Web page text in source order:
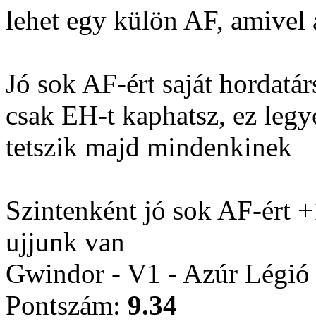
lehet egy külön AF, amivel
Jó sok AF-ért saját
csak EH-t kaphatsz, ez
tetszik majd mindenkinek
Szintenként jó sok AF-ért
ujjunk van
Gwindor - V1 - Azúr Légió
Pontszám: 9.34